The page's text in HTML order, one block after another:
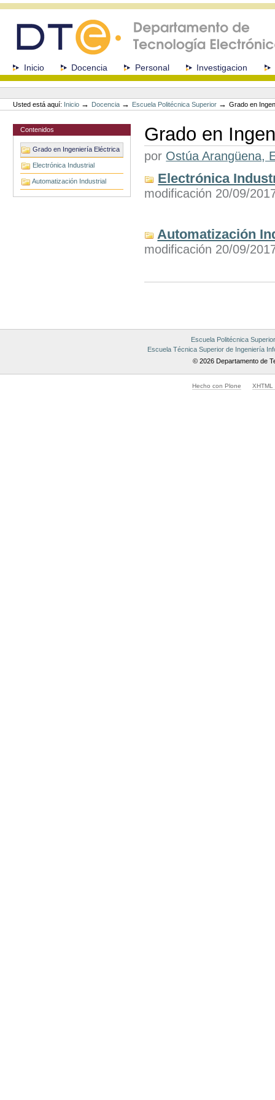
navegación
SeccionesInicio Docencia Personal Investigacion
Herramientas
Personales
Usted está aquí: Inicio → Docencia → Escuela Politécnica Superior →Grado en
Contenidos
Grado en Ingeniería Eléctrica
Electrónica Industrial
Automatización Industrial
Grado en
por Ostúa Arangüena,
Electrónica
modificación 20/09/
Automatización
modificación 20/09/
Escuela Politécnica Superior
Escuela Técnica Superior de Ingeniería
© 2026 Departamento de
Hecho con Plone XHTML